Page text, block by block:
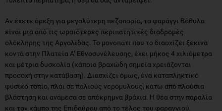
Αν έχετε όρεξη για μεγαλύτερη πεζοπορία, το φαράγγι Βόθυλα
είναι μια από τις ωραιότερες περιπατητικές διαδρομές
ολόκληρης της Αργολίδας. Το μονοπάτι που το διασχίζει ξεκινά
κοντά στην Πλατεία Α’ Εθνοσυνέλευσης, έχει μήκος 4 χιλιόμετρα
και μέτρια δυσκολία (κάποια βραχώδη σημεία χρειάζονται
προσοχή στην κατάβαση). Διασχίζει όμως, ένα καταπληκτικό
φυσικό τοπίο, πλάι σε παλιούς νερόμυλους, κάτω από πλούσια
βλάστηση και ανάμεσα σε απόκρημνα βράχια. Η θέα στην παραλία
και τον κάμπο της Επιδαύρου από το τέλος του φαραγγιού,